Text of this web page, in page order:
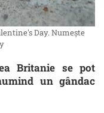
Day. Numește
Britanie se pot
un gândac